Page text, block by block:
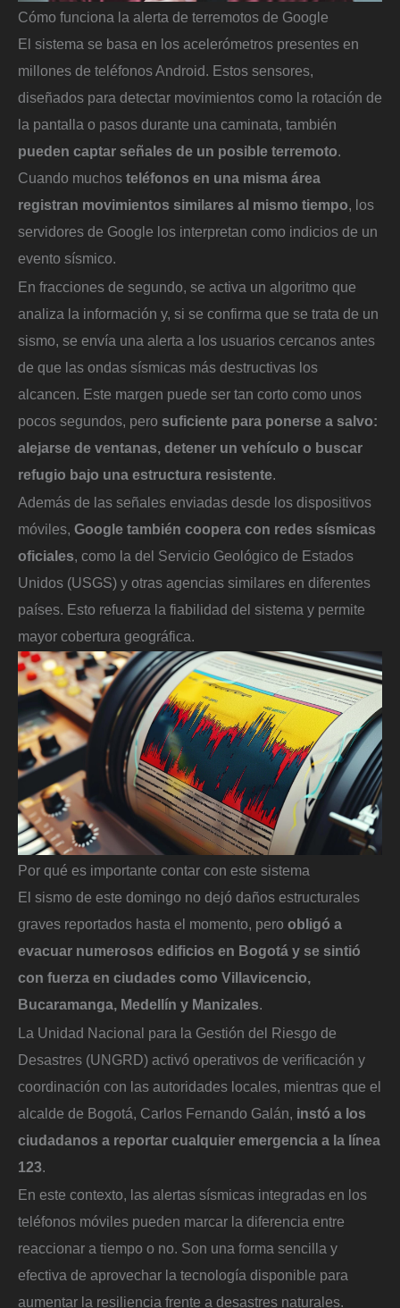
Cómo funciona la alerta de terremotos de Google
El sistema se basa en los acelerómetros presentes en
millones de teléfonos Android. Estos sensores,
diseñados para detectar movimientos como la rotación de
la pantalla o pasos durante una caminata, también
pueden captar señales de un posible terremoto.
Cuando muchos teléfonos en una misma área
registran movimientos similares al mismo tiempo, los
servidores de Google los interpretan como indicios de un
evento sísmico.
En fracciones de segundo, se activa un algoritmo que
analiza la información y, si se confirma que se trata de un
sismo, se envía una alerta a los usuarios cercanos antes
de que las ondas sísmicas más destructivas los
alcancen. Este margen puede ser tan corto como unos
pocos segundos, pero suficiente para ponerse a salvo:
alejarse de ventanas, detener un vehículo o buscar
refugio bajo una estructura resistente
Además de las señales enviadas desde los dispositivos
móviles, Google también coopera con redes sísmicas
oficiales, como la del Servicio Geológico de Estados
Unidos (USGS) y otras agencias similares en diferentes
países. Esto refuerza la fiabilidad del sistema y permite
mayor cobertura geográfica.
Por qué es importante contar con este sistema
El sismo de este domingo no dejó daños estructurales
graves reportados hasta el momento, pero obligó a
evacuar numerosos edificios en Bogotá y se sintió
con fuerza en ciudades como Villavicencio,
Bucaramanga, Medellín y Manizales.
La Unidad Nacional para la Gestión del Riesgo de
Desastres (UNGRD) activó operativos de verificación y
coordinación con las autoridades locales, mientras que el
alcalde de Bogotá, Carlos Fernando Galán, instó a los
ciudadanos a reportar cualquier emergencia a la línea
123.
En este contexto, las alertas sísmicas integradas en los
teléfonos móviles pueden marcar la diferencia entre
reaccionar a tiempo o no. Son una forma sencilla y
efectiva de aprovechar la tecnología disponible para
aumentar la resiliencia frente a desastres naturales.